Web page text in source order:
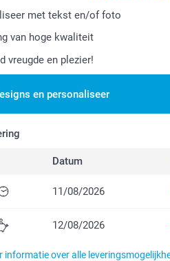
met tekst en/of foto
van hoge kwaliteit
vreugde en plezier!
en personaliseer
Datum
11/08/2026
12/08/2026
informatie over alle